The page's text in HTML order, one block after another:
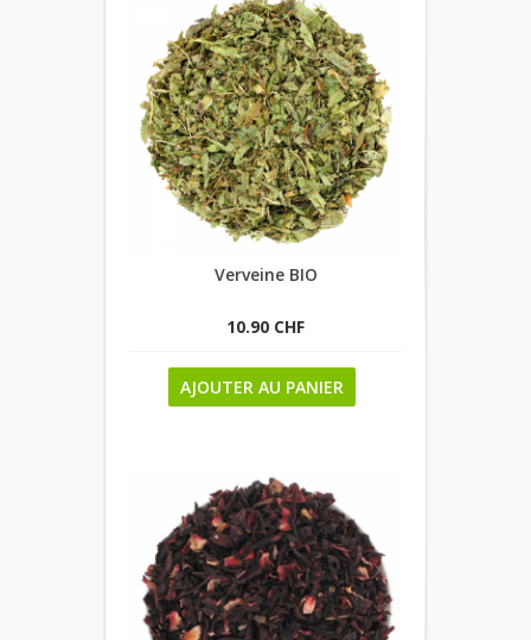
Verveine BIO
10.90 CHF
AJOUTER AU PANIER